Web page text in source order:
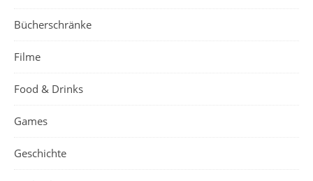
Bücherschränke
Filme
Food & Drinks
Games
Geschichte